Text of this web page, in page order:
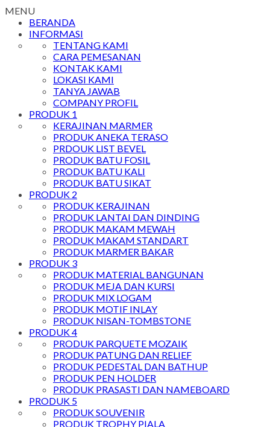
MENU
BERANDA
INFORMASI
TENTANG KAMI
CARA PEMESANAN
KONTAK KAMI
LOKASI KAMI
TANYA JAWAB
COMPANY PROFIL
PRODUK 1
KERAJINAN MARMER
PRODUK ANEKA TERASO
PRDOUK LIST BEVEL
PRODUK BATU FOSIL
PRODUK BATU KALI
PRODUK BATU SIKAT
PRODUK 2
PRODUK KERAJINAN
PRODUK LANTAI DAN DINDING
PRODUK MAKAM MEWAH
PRODUK MAKAM STANDART
PRODUK MARMER BAKAR
PRODUK 3
PRODUK MATERIAL BANGUNAN
PRODUK MEJA DAN KURSI
PRODUK MIX LOGAM
PRODUK MOTIF INLAY
PRODUK NISAN-TOMBSTONE
PRODUK 4
PRODUK PARQUETE MOZAIK
PRODUK PATUNG DAN RELIEF
PRODUK PEDESTAL DAN BATHUP
PRODUK PEN HOLDER
PRODUK PRASASTI DAN NAMEBOARD
PRODUK 5
PRODUK SOUVENIR
PRODUK TROPHY PIALA